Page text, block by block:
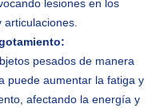
lesiones en los
articulaciones.
pesados de manera
puede aumentar la fatiga y
afectando la energía y